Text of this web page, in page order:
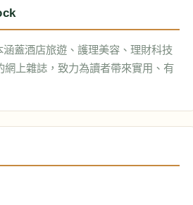
蓋酒店旅遊、護理美容、理財科技
網上雜誌，致力為讀者帶來實用、有